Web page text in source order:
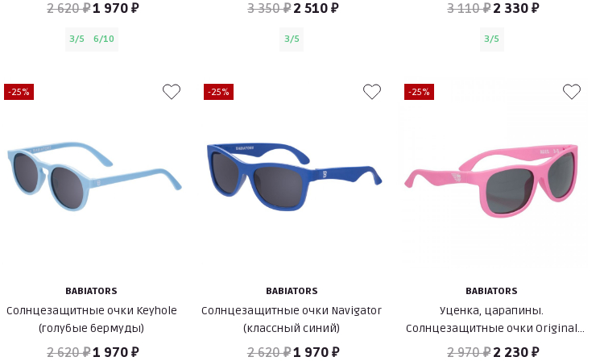
2 620 ₽1 970 ₽
3/5 6/10
3 350 ₽2 510 ₽
3/5
3 110 ₽2 330 ₽
3/5
-25%
BABIATORS
Солнцезащитные очки Keyhole
(голубые бермуды)
2 620 ₽1 970 ₽
-25%
BABIATORS
Солнцезащитные очки Navigator
(классный синий)
2 620 ₽1 970 ₽
-25%
BABIATORS
Уценка, царапины.
Солнцезащитные очки Original
Navigator (розовые помыслы)
2 970 ₽2 230 ₽